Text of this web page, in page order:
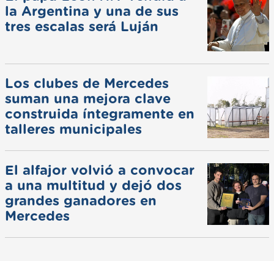
la Argentina y una de sus
tres escalas será Luján
Los clubes de Mercedes
suman una mejora clave
construida íntegramente en
talleres municipales
El alfajor volvió a convocar
a una multitud y dejó dos
grandes ganadores en
Mercedes